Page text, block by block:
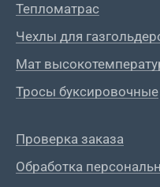
Тепломатрас
Чехлы для
Мат
Тросы буксировочные
Проверка заказа
Обработка